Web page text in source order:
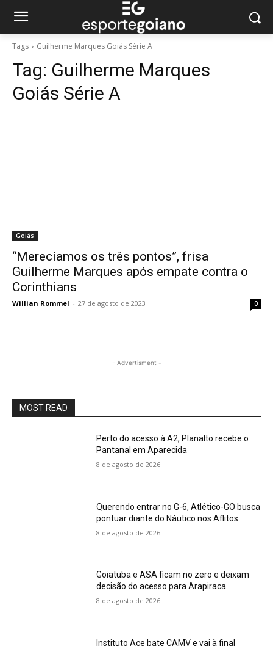
Tags Guilherme Marques Goiás Série A
Tag: Guilherme Marques
Goiás Série A
Goiás
“Merecíamos os três pontos”, frisa
Guilherme Marques após empate contra o
Corinthians
Willian Rommel - 27 de agosto de 2023 0
- Advertisment -
MOST READ
Perto do acesso à A2, Planalto recebe o
Pantanal em Aparecida
8 de agosto de 2026
Querendo entrar no G-6, Atlético-GO busca
pontuar diante do Náutico nos Aflitos
8 de agosto de 2026
Goiatuba e ASA ficam no zero e deixam
decisão do acesso para Arapiraca
8 de agosto de 2026
Instituto Ace bate CAMV e vai à final